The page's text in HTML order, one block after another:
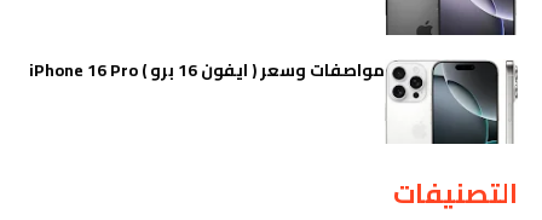
مواصفات وسعر ( ايفون 16 برو ) iPhone 16 Pro
التصنيفات